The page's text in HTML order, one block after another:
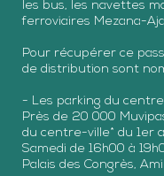
les bus, les navettes
ferroviaires Mezana-
Pour récupérer ce
de distribution sont
- Les parking du
Près de 20 000
du centre-ville* du 1er
Samedi de 16h00 à
Palais des Congrès,